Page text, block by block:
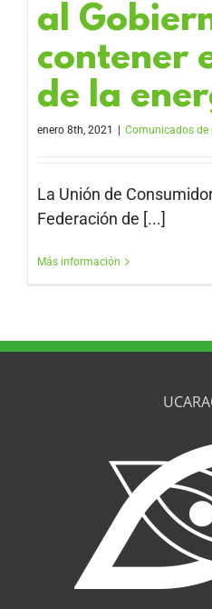
al
contener
de la
enero 8th, 2021 | Comunicados de
La Unión de
Federación de [...]
Más información